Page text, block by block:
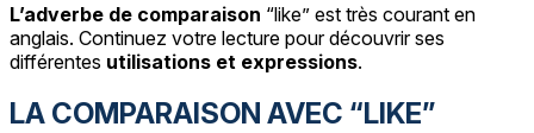
L’adverbe de comparaison “like” est très courant en
anglais. Continuez votre lecture pour découvrir ses
différentes utilisations et expressions.
LA COMPARAISON AVEC “LIKE”